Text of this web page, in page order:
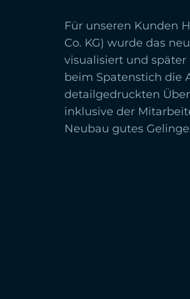
Für unseren Kunden
Co. KG) wurde das
visualisiert und
beim Spatenstich die
detailgedruckten
inklusive der
Neubau gutes